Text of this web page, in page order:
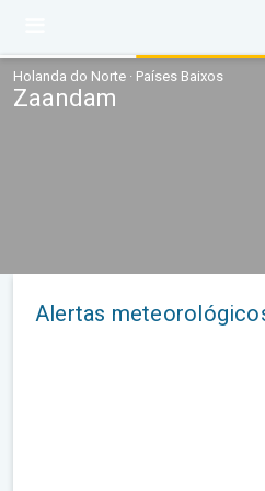
Holanda do Norte · Países Baixos
Zaandam
Alertas